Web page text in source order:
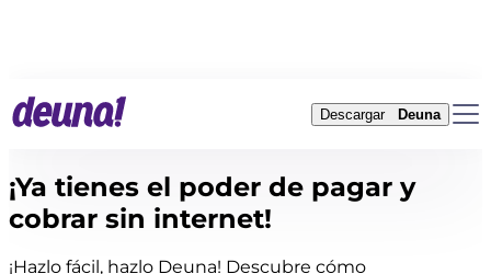
Descargar Deuna
¡Ya tienes el poder de pagar y
cobrar sin internet!
¡Hazlo fácil, hazlo Deuna! Descubre cómo